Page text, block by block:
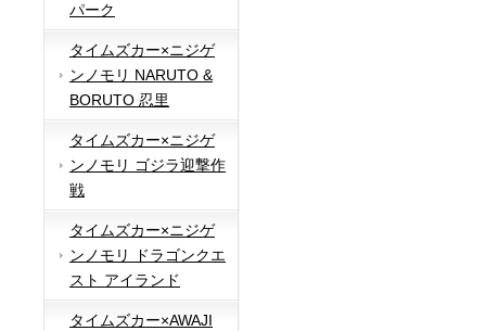
パーク
タイムズカー×ニジゲ
ンノモリ NARUTO &
BORUTO 忍里
タイムズカー×ニジゲ
ンノモリ ゴジラ迎撃作
戦
タイムズカー×ニジゲ
ンノモリ ドラゴンクエ
スト アイランド
タイムズカー×AWAJI